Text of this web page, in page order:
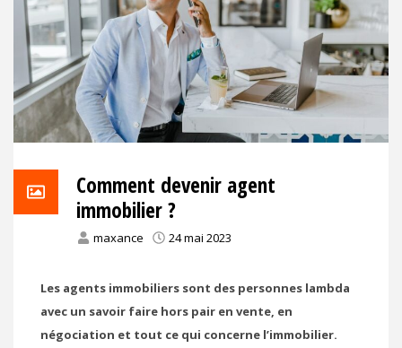
Comment devenir agent
immobilier ?
maxance 24 mai 2023
Les agents immobiliers sont des personnes lambda
avec un savoir faire hors pair en vente, en
négociation et tout ce qui concerne l’immobilier.